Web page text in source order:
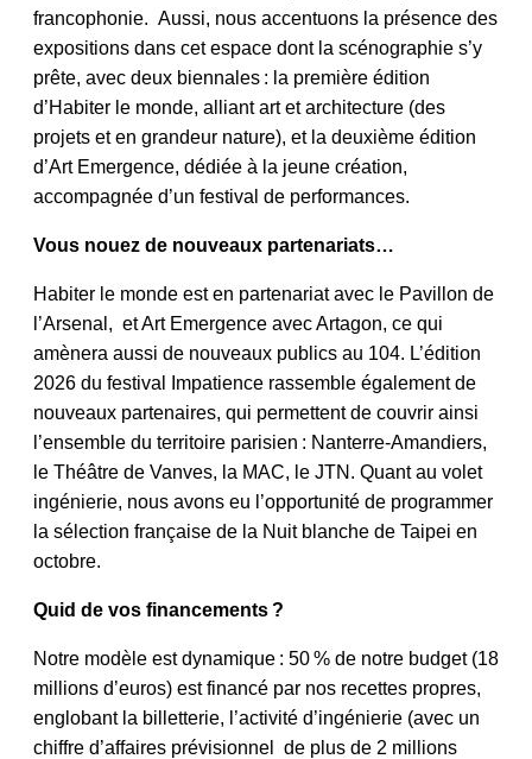
francophonie. Aussi, nous accentuons la présence des
expositions dans cet espace dont la scénographie s’y
prête, avec deux biennales : la première édition
d’Habiter le monde, alliant art et architecture (des
projets et en grandeur nature), et la deuxième édition
d’Art Emergence, dédiée à la jeune création,
accompagnée d’un festival de performances.
Vous nouez de nouveaux partenariats…
Habiter le monde est en partenariat avec le Pavillon de
l’Arsenal, et Art Emergence avec Artagon, ce qui
amènera aussi de nouveaux publics au 104. L’édition
2026 du festival Impatience rassemble également de
nouveaux partenaires, qui permettent de couvrir ainsi
l’ensemble du territoire parisien : Nanterre-Amandiers,
le Théâtre de Vanves, la MAC, le JTN. Quant au volet
ingénierie, nous avons eu l’opportunité de programmer
la sélection française de la Nuit blanche de Taipei en
octobre.
Quid de vos financements ?
Notre modèle est dynamique : 50 % de notre budget (18
millions d’euros) est financé par nos recettes propres,
englobant la billetterie, l’activité d’ingénierie (avec un
chiffre d’affaires prévisionnel de plus de 2 millions